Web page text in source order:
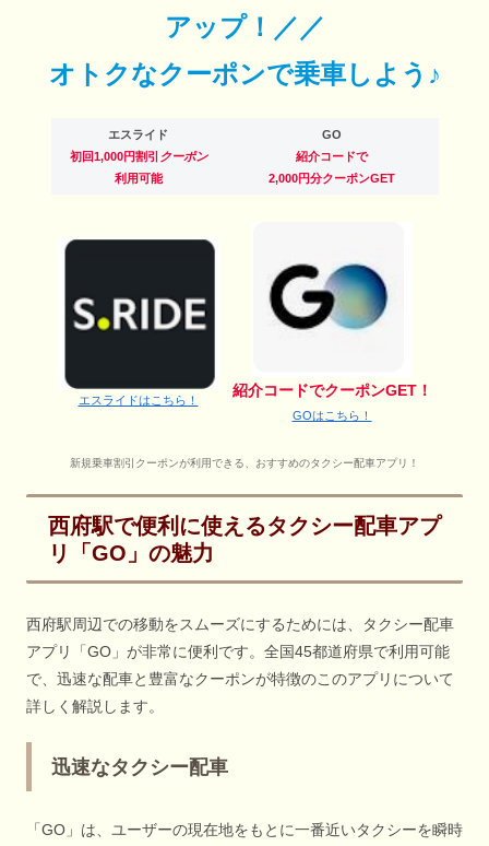
アップ！／／
オトクなクーポンで乗車しよう♪
エスライド
初回1,000円割引 クーポン
利用可能
GO
紹介コードで
2,000円分クーポンGET
エスライドはこちら！
紹介コードでクーポンGET！
GOはこちら！
新規乗車割引クーポンが利用できる、おすすめのタクシー配車アプリ！
西府駅で便利に使えるタクシー配車アプ
リ「GO」の魅力
西府駅周辺での移動をスムーズにするためには、タクシー配車
アプリ「GO」が非常に便利です。全国45都道府県で利用可能
で、迅速な配車と豊富なクーポンが特徴のこのアプリについて
詳しく解説します。
迅速なタクシー配車
「GO」は、ユーザーの現在地をもとに一番近いタクシーを瞬時